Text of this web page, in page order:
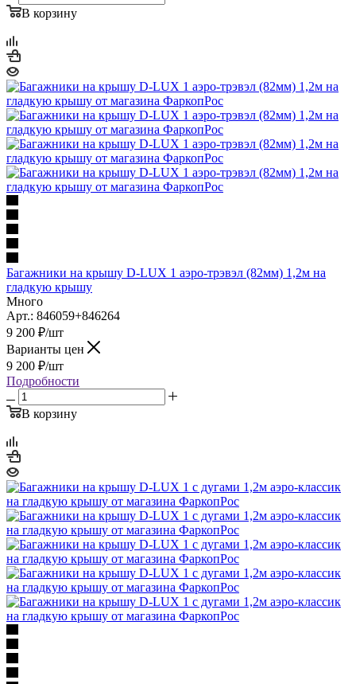
В корзину
Багажники на крышу D-LUX 1 аэро-трэвэл (82мм) 1,2м на
гладкую крышу
Много
Арт.: 846059+846264
9 200 ₽/шт
Варианты цен
9 200 ₽/шт
Подробности
В корзину